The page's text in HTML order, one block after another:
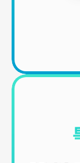
2. 회원관리
서비스 이용에 따
동의여부 확인, 추
존, 불만처리 등 민
보 제공, 소식 전달,